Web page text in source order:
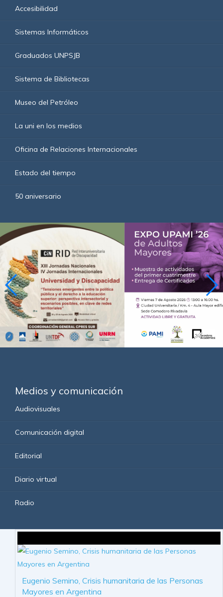
Accesibilidad
Sistemas Informáticos
Graduados UNPSJB
Sistema de Bibliotecas
Museo del Petróleo
La uni en los medios
Oficina de Relaciones Internacionales
Estado del tiempo
50 aniversario
Medios y comunicación
Audiovisuales
Comunicación digital
Editorial
Diario virtual
Radio
Eugenio Semino, Crisis humanitaria de las Personas
Mayores en Argentina